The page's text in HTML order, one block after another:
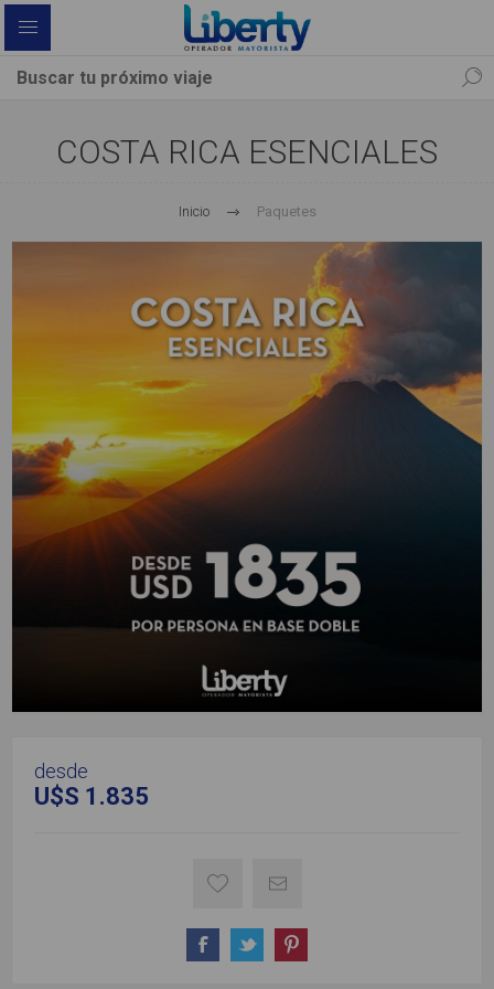
COSTA RICA ESENCIALES
Inicio Paquetes
desde
U$S 1.835